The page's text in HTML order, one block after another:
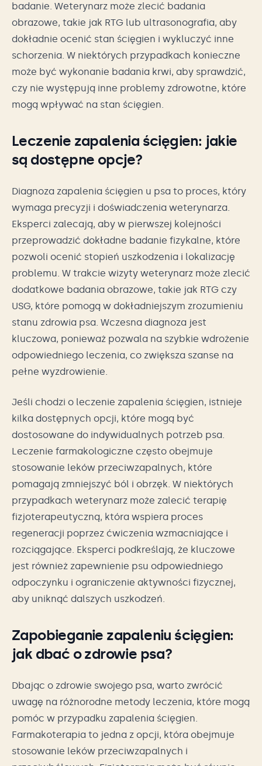
badanie. Weterynarz może zlecić badania
obrazowe, takie jak RTG lub ultrasonografia, aby
dokładnie ocenić stan ścięgien i wykluczyć inne
schorzenia. W niektórych przypadkach konieczne
może być wykonanie badania krwi, aby sprawdzić,
czy nie występują inne problemy zdrowotne, które
mogą wpływać na stan ścięgien.
Leczenie zapalenia ścięgien: jakie
są dostępne opcje?
Diagnoza zapalenia ścięgien u psa to proces, który
wymaga precyzji i doświadczenia weterynarza.
Eksperci zalecają, aby w pierwszej kolejności
przeprowadzić dokładne badanie fizykalne, które
pozwoli ocenić stopień uszkodzenia i lokalizację
problemu. W trakcie wizyty weterynarz może zlecić
dodatkowe badania obrazowe, takie jak RTG czy
USG, które pomogą w dokładniejszym zrozumieniu
stanu zdrowia psa. Wczesna diagnoza jest
kluczowa, ponieważ pozwala na szybkie wdrożenie
odpowiedniego leczenia, co zwiększa szanse na
pełne wyzdrowienie.
Jeśli chodzi o leczenie zapalenia ścięgien, istnieje
kilka dostępnych opcji, które mogą być
dostosowane do indywidualnych potrzeb psa.
Leczenie farmakologiczne często obejmuje
stosowanie leków przeciwzapalnych, które
pomagają zmniejszyć ból i obrzęk. W niektórych
przypadkach weterynarz może zalecić terapię
fizjoterapeutyczną, która wspiera proces
regeneracji poprzez ćwiczenia wzmacniające i
rozciągające. Eksperci podkreślają, że kluczowe
jest również zapewnienie psu odpowiedniego
odpoczynku i ograniczenie aktywności fizycznej,
aby uniknąć dalszych uszkodzeń.
Zapobieganie zapaleniu ścięgien:
jak dbać o zdrowie psa?
Dbając o zdrowie swojego psa, warto zwrócić
uwagę na różnorodne metody leczenia, które mogą
pomóc w przypadku zapalenia ścięgien.
Farmakoterapia to jedna z opcji, która obejmuje
stosowanie leków przeciwzapalnych i